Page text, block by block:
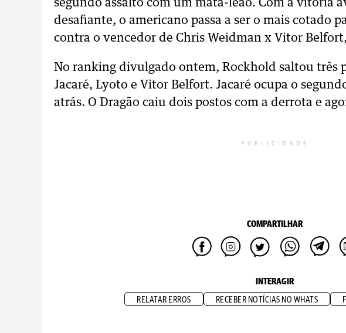
segundo assalto com um mata-leão. Com a vitória
desafiante, o americano passa a ser o mais cotado
contra o vencedor de Chris Weidman x Vitor
No ranking divulgado ontem, Rockhold saltou três
Jacaré, Lyoto e Vitor Belfort. Jacaré ocupa o
atrás. O Dragão caiu dois postos com a derrota e
PUBLICIDADE
COMPARTILHAR
INTERAGIR
RELATAR ERROS RECEBER NOTÍCIAS NO WHATS